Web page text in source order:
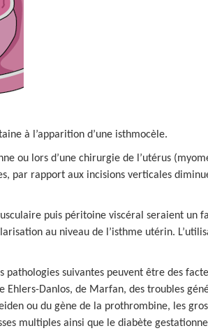
à l’apparition d’une isthmocèle.
ou lors d’une chirurgie de l’utérus
par rapport aux incisions verticales
puis péritoine viscéral seraient un
au niveau de l’isthme utérin.
suivantes peuvent être des
Danlos, de Marfan, des troubles
ou du gène de la prothrombine, les
multiples ainsi que le diabète